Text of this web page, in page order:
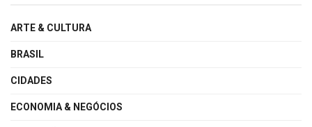
ARTE & CULTURA
BRASIL
CIDADES
ECONOMIA & NEGÓCIOS